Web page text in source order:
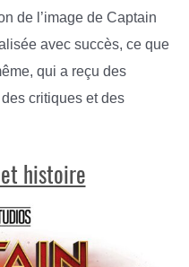
de l’image de Captain
avec succès, ce que
qui a reçu des
critiques et des
histoire